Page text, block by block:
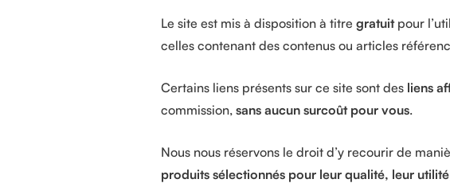
Le site est mis à disposition à titre gratuitpour
celles contenant des contenus ou articles
Certains liens présents sur ce site sont des liens
commission, sans aucun surcoût pour vous.
Nous nous réservons le droit d’y recourir de
produits sélectionnés pour leur qualité, leur